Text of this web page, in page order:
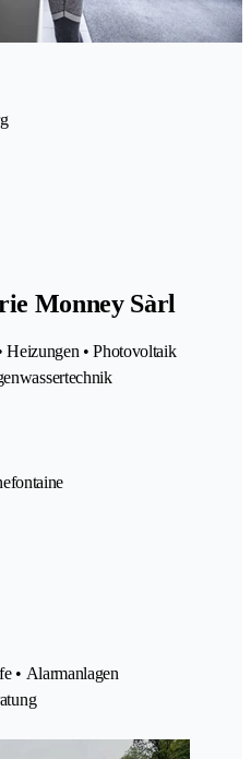
Monney Sàrl
Heizungen • Photovoltaik
• Alarmanlagen